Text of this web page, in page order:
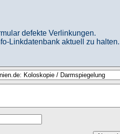
defekte Verlinkungen.
Linkdatenbank aktuell zu halten.